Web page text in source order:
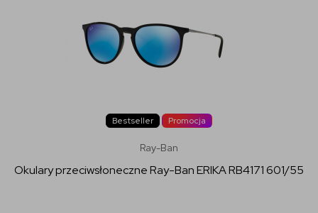
Bestseller Promocja
Ray-Ban
Okulary przeciwsłoneczne Ray-Ban ERIKA RB4171 601/55